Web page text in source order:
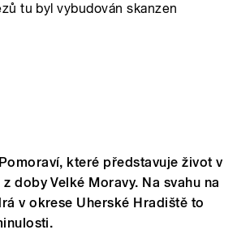
tu byl vybudován skanzen
které představuje život v
doby Velké Moravy. Na svahu na
v okrese Uherské Hradiště to